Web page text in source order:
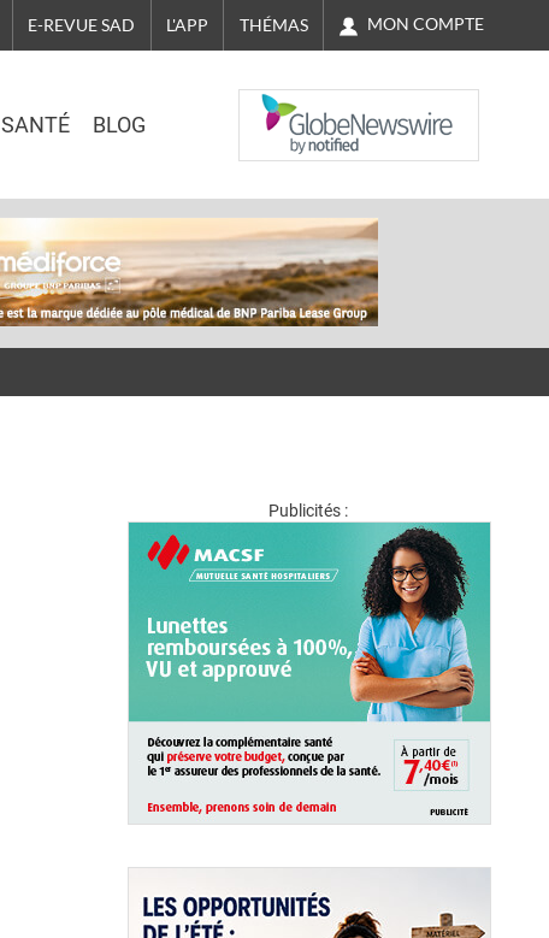
E-REVUE SAD L'APP THÉMAS MON COMPTE
BLOG
NASDAQ
Publicités :